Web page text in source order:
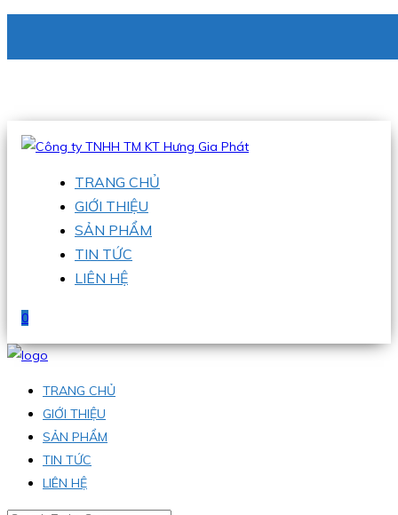
Hotline:0938 336 079
TRANG CHỦ
GIỚI THIỆU
SẢN PHẨM
TIN TỨC
LIÊN HỆ
0
TRANG CHỦ
GIỚI THIỆU
SẢN PHẨM
TIN TỨC
LIÊN HỆ